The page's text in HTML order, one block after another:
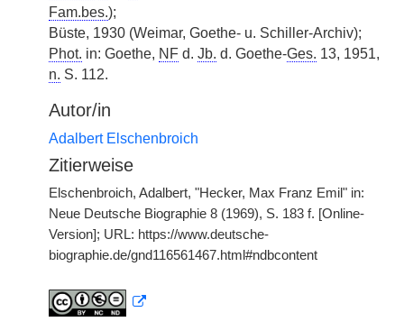
Fam.bes.);
Büste, 1930 (Weimar, Goethe- u. Schiller-Archiv);
Phot. in: Goethe, NF d. Jb. d. Goethe-Ges. 13, 1951,
n. S. 112.
Autor/in
Adalbert Elschenbroich
Zitierweise
Elschenbroich, Adalbert, "Hecker, Max Franz Emil" in:
Neue Deutsche Biographie 8 (1969), S. 183 f. [Online-
Version]; URL: https://www.deutsche-
biographie.de/gnd116561467.html#ndbcontent